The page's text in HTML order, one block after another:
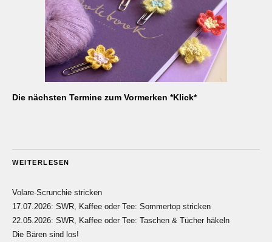
Die nächsten Termine zum Vormerken *Klick*
WEITERLESEN
Volare-Scrunchie stricken
17.07.2026: SWR, Kaffee oder Tee: Sommertop stricken
22.05.2026: SWR, Kaffee oder Tee: Taschen & Tücher häkeln
Die Bären sind los!